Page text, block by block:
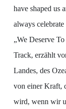
have shaped us
always
„We Deserve
Track, erzählt
Landes, des
von einer Kraft,
wird, wenn wir